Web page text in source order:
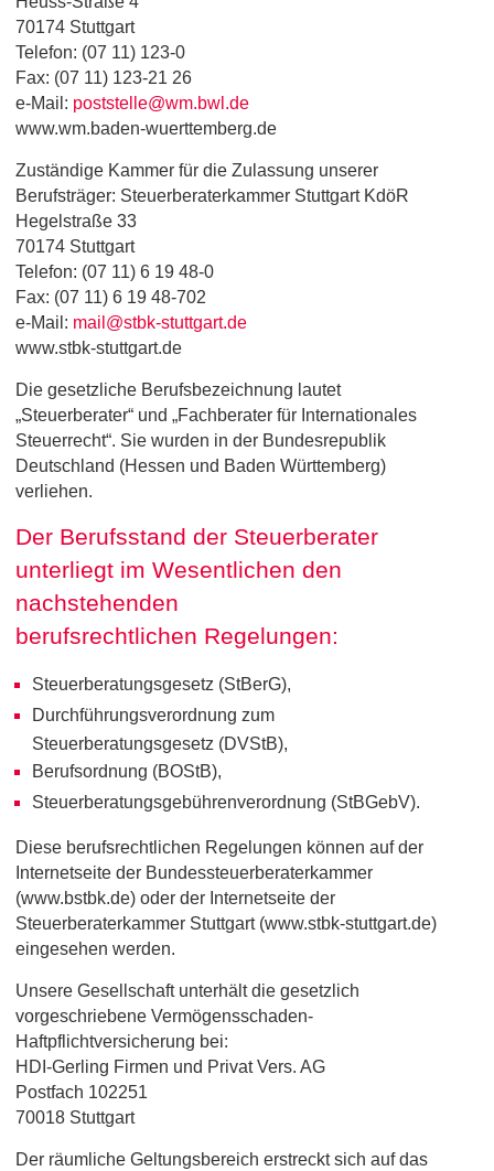
70174 Stuttgart
Telefon: (07 11) 123-0
Fax: (07 11) 123-21 26
e-Mail: poststelle@wm.bwl.de
www.wm.baden-wuerttemberg.de
Zuständige Kammer für die Zulassung unserer
Berufsträger: Steuerberaterkammer Stuttgart KdöR
Hegelstraße 33
70174 Stuttgart
Telefon: (07 11) 6 19 48-0
Fax: (07 11) 6 19 48-702
e-Mail: mail@stbk-stuttgart.de
www.stbk-stuttgart.de
Die gesetzliche Berufsbezeichnung lautet
„Steuerberater“ und „Fachberater für Internationales
Steuerrecht“. Sie wurden in der Bundesrepublik
Deutschland (Hessen und Baden Württemberg)
verliehen.
Der Berufsstand der Steuerberater
unterliegt im Wesentlichen den
nachstehenden
berufsrechtlichen Regelungen:
Steuerberatungsgesetz (StBerG),
Durchführungsverordnung zum
Steuerberatungsgesetz (DVStB),
Berufsordnung (BOStB),
Steuerberatungsgebührenverordnung (StBGebV).
Diese berufsrechtlichen Regelungen können auf der
Internetseite der Bundessteuerberaterkammer
(www.bstbk.de) oder der Internetseite der
Steuerberaterkammer Stuttgart (www.stbk-stuttgart.de)
eingesehen werden.
Unsere Gesellschaft unterhält die gesetzlich
vorgeschriebene Vermögensschaden-
Haftpflichtversicherung bei:
HDI-Gerling Firmen und Privat Vers. AG
Postfach 102251
70018 Stuttgart
Der räumliche Geltungsbereich erstreckt sich auf das